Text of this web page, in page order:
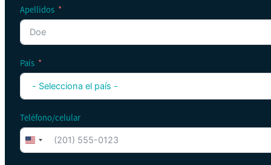
Apellidos
País
Teléfono/celular
United
States